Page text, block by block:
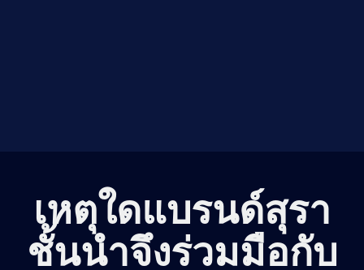
เหตุใดแบรนด์สุรา
ชั้นนำจึงร่วมมือกับ